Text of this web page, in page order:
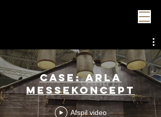
CASE: ARLA
MESSEKONCEPT
Afspil video